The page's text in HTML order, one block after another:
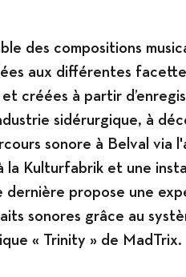
des compositions
aux différentes
créées à partir
sidérurgique, à
sonore à Belval via
la Kulturfabrik et une
dernière propose une
sonores grâce au
« Trinity » de MadTrix.